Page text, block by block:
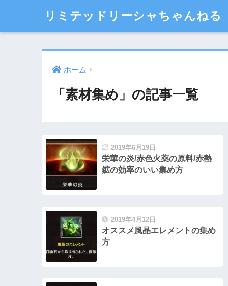
リミテッドリーシャちゃんねる
ホーム
「素材集め」の記事一覧
2019年6月19日
栄華の炎/赤色火薬の原料/赤熱
鉱の効率のいい集め方
2019年4月12日
オススメ風晶エレメントの集め
方